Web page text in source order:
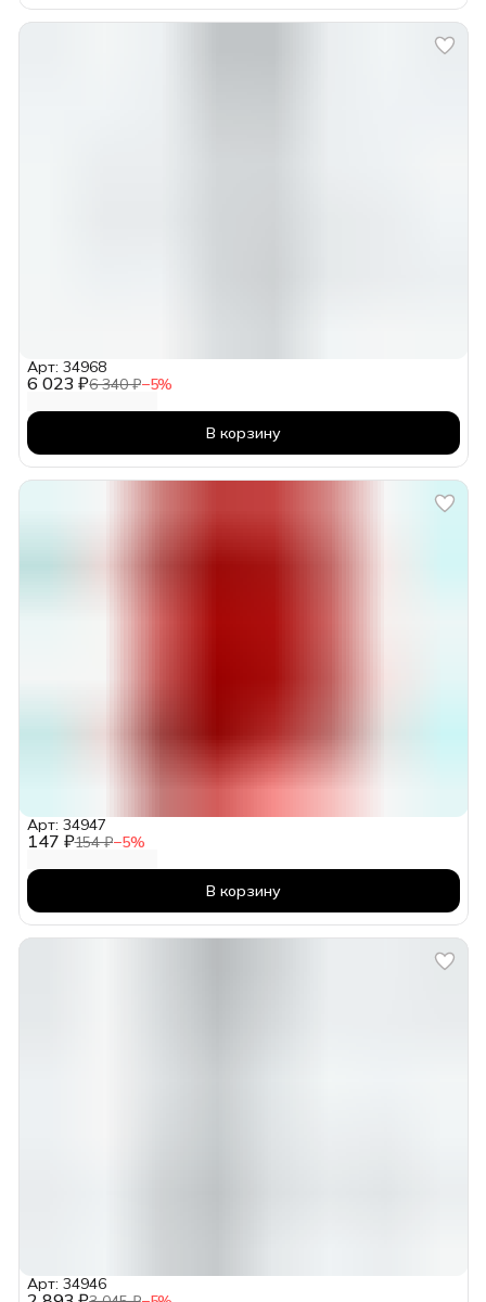
6 023 ₽6 340 ₽−5%
Арт: 34968
В корзину
147 ₽154 ₽−5%
Арт: 34947
В корзину
Арт: 34946